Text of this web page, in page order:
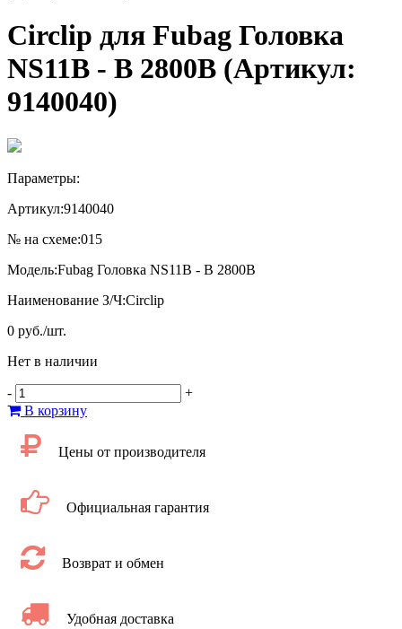
Circlip для Fubag Головка
NS11B - B 2800B (Артикул:
9140040)
Параметры:
Артикул:9140040
№ на схеме:015
Модель:Fubag Головка NS11B - B 2800B
Наименование З/Ч:Circlip
0 руб./шт.
Нет в наличии
-
+
В корзину
Цены от производителя
Официальная гарантия
Возврат и обмен
Удобная доставка